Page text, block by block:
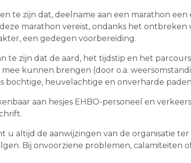
te zijn dat, deelname aan een marathon een
marathon vereist, ondanks het ontbreken
een gedegen voorbereiding.
te zijn dat de aard, het tijdstip en het
kunnen brengen (door o.a.
bochtige, heuvelachtige en onverharde
aan hesjes EHBO-personeel en
u altijd de aanwijzingen van de organisatie ter
Bij onvoorziene problemen, calamiteiten